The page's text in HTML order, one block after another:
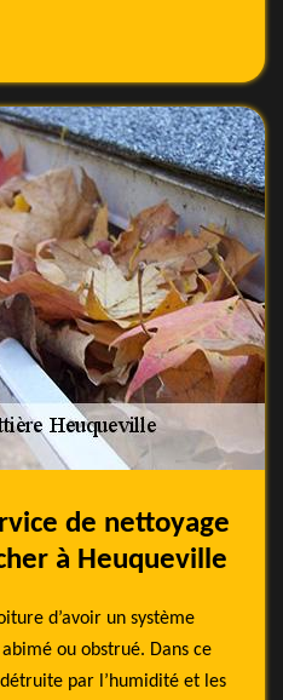
de nettoyage
à Heuqueville
d’avoir un système
ou obstrué. Dans ce
par l’humidité et les